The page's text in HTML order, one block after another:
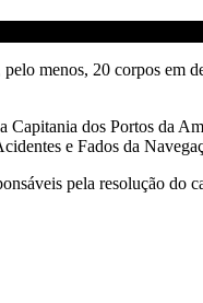
menos, 20 corpos
dos Portos da
e Fados da
pela resolução do